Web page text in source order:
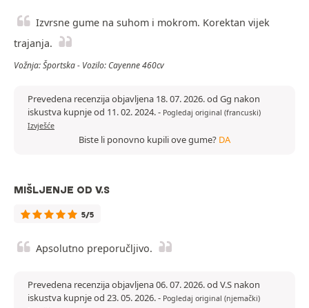
Izvrsne gume na suhom i mokrom. Korektan vijek
trajanja.
Vožnja: Športska - Vozilo: Cayenne 460cv
Prevedena recenzija objavljena 18. 07. 2026. od Gg nakon
iskustva kupnje od 11. 02. 2024.- Pogledaj original (francuski)
Izvješće
Biste li ponovno kupili ove gume? DA
MIŠLJENJE OD V.S
5/5
Apsolutno preporučljivo.
Prevedena recenzija objavljena 06. 07. 2026. od V.S nakon
iskustva kupnje od 23. 05. 2026.- Pogledaj original (njemački)